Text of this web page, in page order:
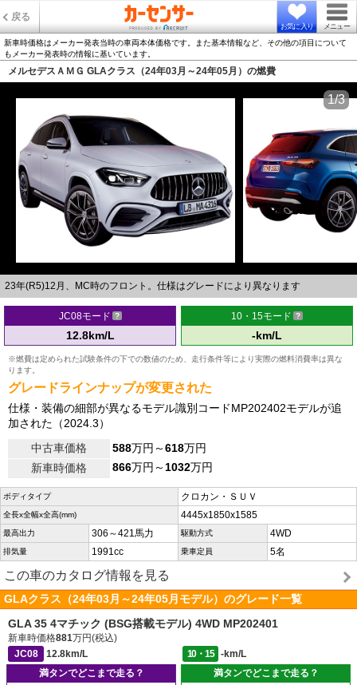
戻る
お気に入り メニュー
新車時価格はメーカー発表当時の車両本体価格です。また基本情報など、その他の項目について
もメーカー発表時の情報に基いています。
メルセデスＡＭＧ GLAクラス（24年03月～24年05月）の燃費
23年(R5)12月、MC時のフロント。仕様はグレードにより異なります
1/3
JC08モード
12.8km/L
10・15モード
-km/L
※燃費は定められた試験条件の下での数値のため、走行条件等により実際の燃料消費率は異な
ります。
グレードラインナップが変更された
仕様・装備の細部が異なるモデル識別コードMP202402モデルが追
加された（2024.3）
中古車価格
588万円～618万円
新車時価格
866万円～1032万円
ボディタイプ クロカン・ＳＵＶ
全長x全幅x全高(mm) 4445x1850x1585
最高出力 306～421馬力 駆動方式 4WD
排気量 1991cc 乗車定員 5名
この車のカタログ情報を見る
GLAクラス（24年03月～24年05月モデル）のグレード一覧
GLA 35 4マチック (BSG搭載モデル) 4WD MP202401
新車時価格881万円(税込)
JC08
12.8km/L 10・15
-km/L
満タンでどこまで走る？
満タンでどこまで走る？